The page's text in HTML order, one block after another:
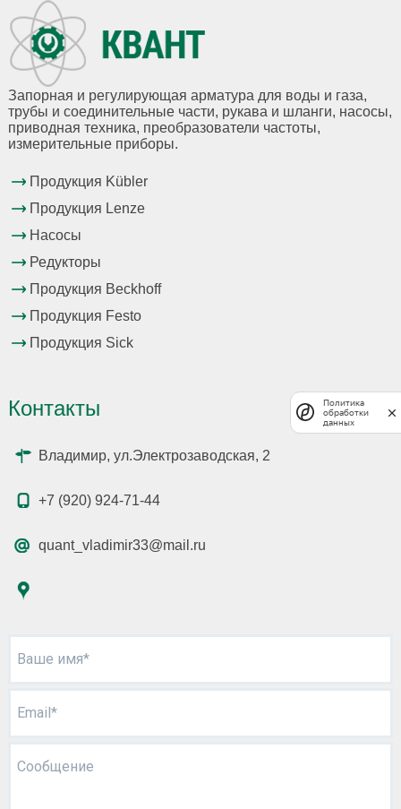
Запорная и регулирующая арматура для воды и газа,
трубы и соединительные части, рукава и шланги, насосы,
приводная техника, преобразователи частоты,
измерительные приборы.
Продукция Kübler
Продукция Lenze
Насосы
Редукторы
Продукция Beckhoff
Продукция Festo
Продукция Sick
Контакты
Владимир, ул.Электрозаводская, 2
+7 (920) 924-71-44
quant_vladimir33@mail.ru
Ваше имя*
Email*
Сообщение
Политика
обработки
данных